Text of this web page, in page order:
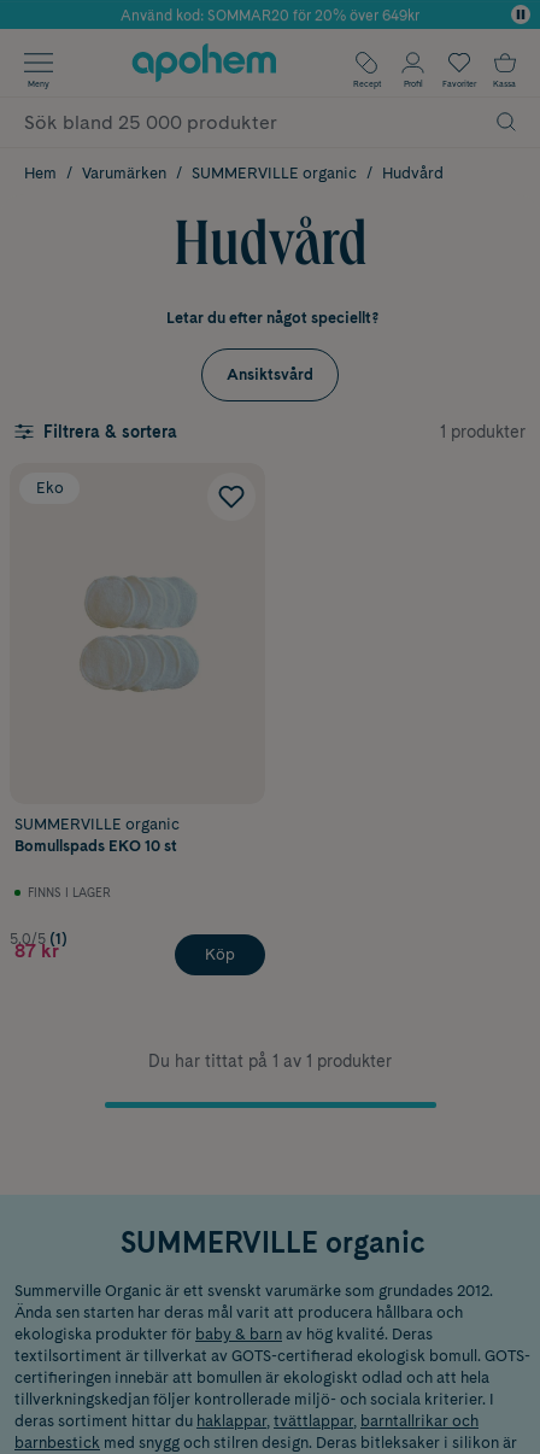
Årets Butik 2025 inom Skönhet
Använd kod: SOMMAR20 för 20% över 649kr
✓ Fri frakt
✓ Poäng på alla köp*
Meny Recept Profil Favoriter Kassa
Hem Varumärken SUMMERVILLE organic Hudvård
Hudvård
Letar du efter något speciellt?
Ansiktsvård
Filtrera & sortera 1 produkter
Eko
SUMMERVILLE organic
Bomullspads EKO 10 st
FINNS I LAGER
5.0/5 (1)
87 kr Köp
Du har tittat på 1 av 1 produkter
SUMMERVILLE organic
Summerville Organic är ett svenskt varumärke som grundades 2012.
Ända sen starten har deras mål varit att producera hållbara och
ekologiska produkter för baby & barn av hög kvalité. Deras
textilsortiment är tillverkat av GOTS-certifierad ekologisk bomull. GOTS-
certifieringen innebär att bomullen är ekologiskt odlad och att hela
tillverkningskedjan följer kontrollerade miljö- och sociala kriterier. I
deras sortiment hittar du haklappar, tvättlappar, barntallrikar och
barnbestick med snygg och stilren design. Deras bitleksaker i silikon är